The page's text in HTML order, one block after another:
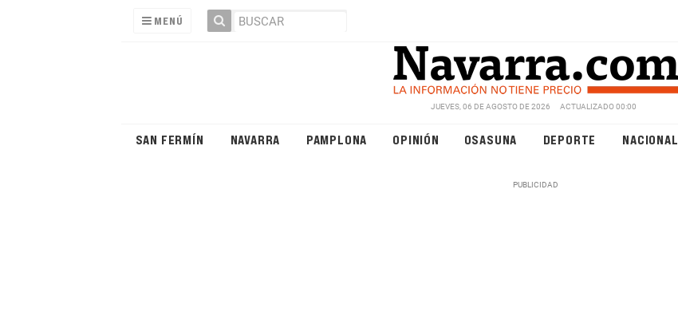
MENÚ
JUEVES, 06 DE AGOSTO DE 2026 ACTUALIZADO 00:00
SAN FERMÍN NAVARRA PAMPLONA OPINIÓN OSASUNA DEPORTE NACIONAL